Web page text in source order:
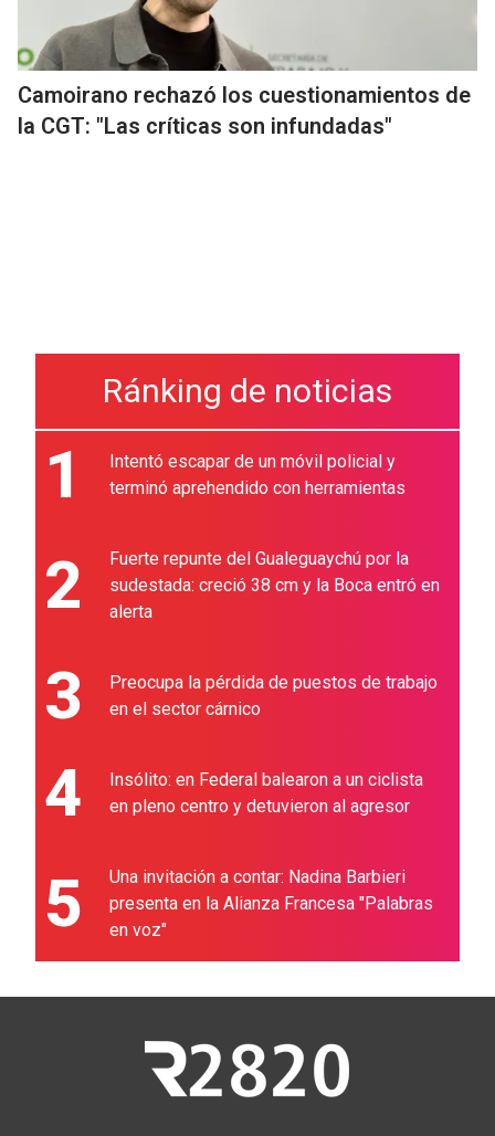
Camoirano rechazó los cuestionamientos de
la CGT: "Las críticas son infundadas"
Ránking de noticias
1
Intentó escapar de un móvil policial y
terminó aprehendido con herramientas
2
Fuerte repunte del Gualeguaychú por la
sudestada: creció 38 cm y la Boca entró en
alerta
3
Preocupa la pérdida de puestos de trabajo
en el sector cárnico
4
Insólito: en Federal balearon a un ciclista
en pleno centro y detuvieron al agresor
5
Una invitación a contar: Nadina Barbieri
presenta en la Alianza Francesa "Palabras
en voz"